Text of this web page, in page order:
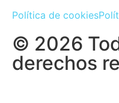
Política de cookies
© 2026
derechos